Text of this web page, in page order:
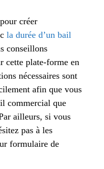
créer
la durée d’un bail
conseillons
cette plate-forme en
nécessaires sont
afin que vous
commercial que
ailleurs, si vous
pas à les
formulaire de